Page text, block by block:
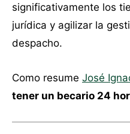
significativamente los
jurídica y agilizar la
despacho.
Como resume José
tener un becario 24